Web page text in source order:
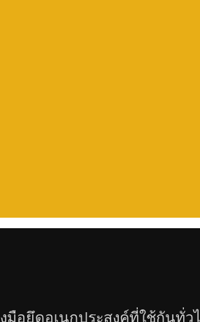
งมือยึดอเนกประสงค์ที่ใช้กันทั่ว